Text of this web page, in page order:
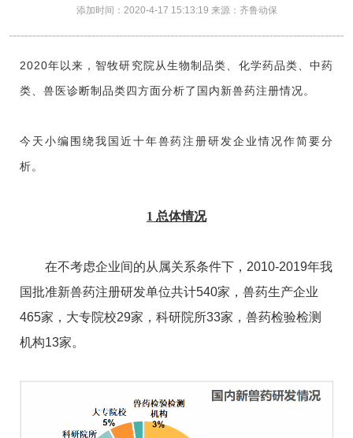
添加时间：2020-4-17 15:13:19 来源：齐鲁动保
2020年以来，智牧研究院从生物制品类、化学药品类、中药
类、兽医诊断制品类四方面分析了国内新兽药注册情况。
今天小编围绕我国近十年兽药注册研发企业情况作简要分
析。
1 总体情况
在不考虑企业间的从属关系条件下，2010-2019年我
国批准新兽药注册研发单位共计540家，兽药生产企业
465家，大专院校29家，科研院所33家，兽药检验检测
机构13家。